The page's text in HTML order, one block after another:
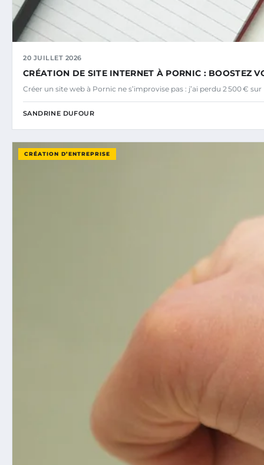
20 JUILLET 2026
CRÉATION DE SITE INTERNET À PORNIC : BOOSTEZ
Créer un site web à Pornic ne s’improvise pas : j’ai perdu 2 500 €
SANDRINE DUFOUR
CRÉATION D’ENTREPRISE